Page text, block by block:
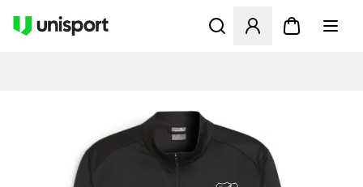
Åbner en Modal til at